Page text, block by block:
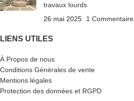
travaux lourds
26 mai 2025
1 Commentaire
LIENS UTILES
À Propos de nous
Conditions Générales de vente
Mentions légales
Protection des données et RGPD